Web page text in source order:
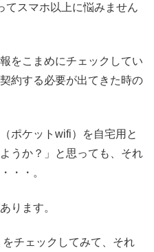
てスマホ以上に悩みません
をこまめにチェックしてい
約する必要が出てきた時の
ポケットwifi）を自宅用と
うか？」と思っても、それ
・・。
ります。
チェックしてみて、それ